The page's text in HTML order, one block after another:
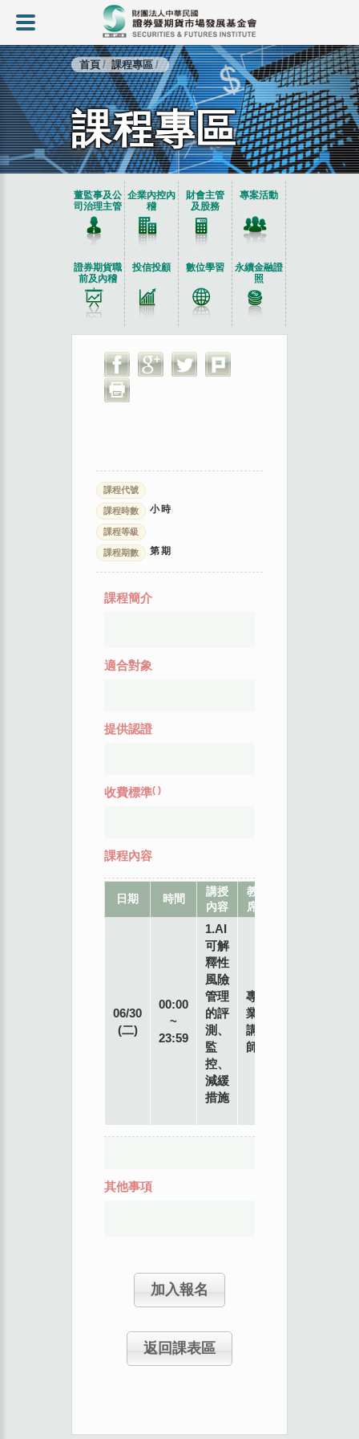
首頁 課程專區
課程專區
董監事及公
司治理主管
企業內控內
稽
財會主管
及股務
專案活動
證券期貨職
前及內稽
投信投顧 數位學習
永續金融證
照
課程代號
課程時數 小時
課程等級
課程期數 第期
課程簡介
適合對象
提供認證
收費標準( )
課程內容
日期 時間
講授
內容
教
席
06/30
(二)
00:00
~
23:59
1.AI
可解
釋性
風險
管理
的評
測、
監
控、
減緩
措施
專
業
講
師
其他事項
加入報名
返回課表區